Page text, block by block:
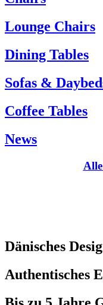
Kundenservice:
Tel.: +45 66 12 14 04
info@carlhansen.dk
Lounge Chairs
Dining Tables
Sofas &
Coffee Tables
News
Dänisches
Authentisches